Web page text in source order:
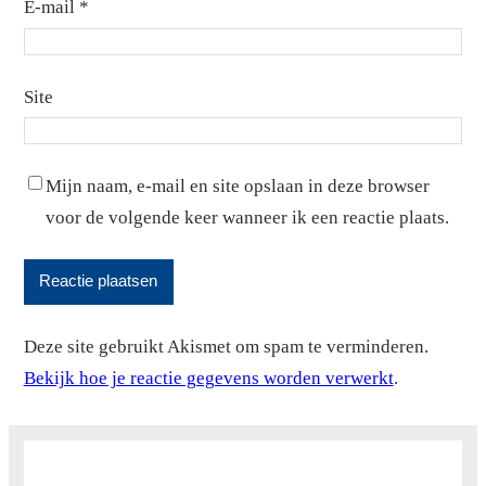
10
11 -3.4 3
12 -4 1
14 1.1
15 5.5 8
16 10.2 15.5
E-mail *
Site
Mijn naam, e-mail en site opslaan in deze browser
voor de volgende keer wanneer ik een reactie plaats.
Deze site gebruikt Akismet om spam te verminderen.
Bekijk hoe je reactie gegevens worden verwerkt.